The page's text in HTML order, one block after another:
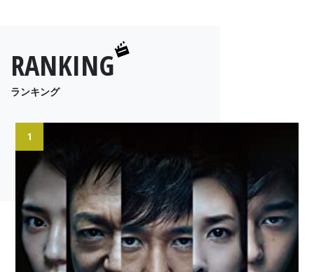
RANKING
ランキング
1